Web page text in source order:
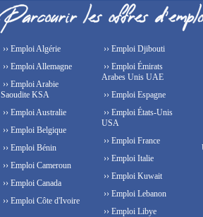
›› Emploi Algérie
›› Emploi Allemagne
›› Emploi Arabie
Saoudite KSA
›› Emploi Australie
›› Emploi Belgique
›› Emploi Bénin
›› Emploi Cameroun
›› Emploi Canada
›› Emploi Côte d'Ivoire
›› Emploi Djibouti
›› Emploi Émirats
Arabes Unis UAE
›› Emploi Espagne
›› Emploi États-Unis
USA
›› Emploi France
›› Emploi Italie
›› Emploi Kuwait
›› Emploi Lebanon
›› Emploi Libye